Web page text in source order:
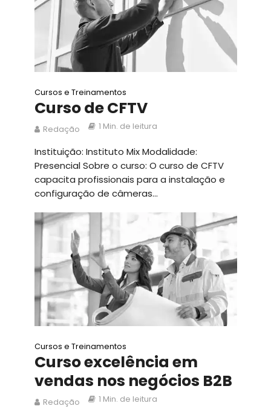
Cursos e Treinamentos
Curso de CFTV
Redação 1 Min. de leitura
Instituição: Instituto Mix Modalidade:
Presencial Sobre o curso: O curso de CFTV
capacita profissionais para a instalação e
configuração de câmeras...
Cursos e Treinamentos
Curso excelência em
vendas nos negócios B2B
Redação 1 Min. de leitura